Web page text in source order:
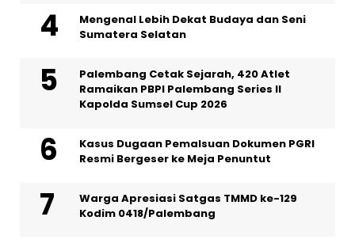
Mengenal Lebih Dekat Budaya dan Seni
Sumatera Selatan
Palembang Cetak Sejarah, 420 Atlet
Ramaikan PBPI Palembang Series II
Kapolda Sumsel Cup 2026
Kasus Dugaan Pemalsuan Dokumen PGRI
Resmi Bergeser ke Meja Penuntut
Warga Apresiasi Satgas TMMD ke-129
Kodim 0418/Palembang